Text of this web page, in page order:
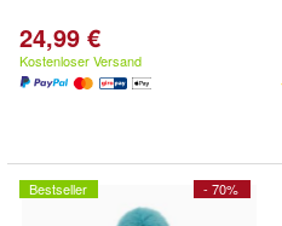
24,99 €
Kostenloser Versand
- 70%
Bestseller